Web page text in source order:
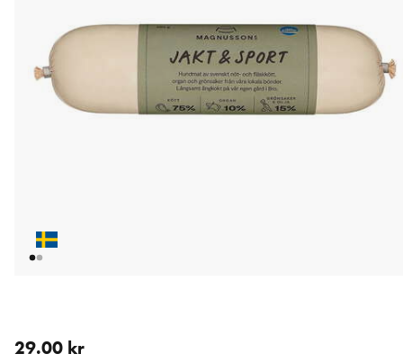
29.00 kr